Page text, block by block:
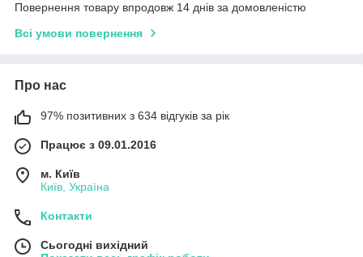
Повернення товару впродовж 14 днів за домовленістю
Всі умови повернення
Про нас
97% позитивних з 634 відгуків за рік
Працює з 09.01.2016
м. Київ
Київ, Україна
Контакти
Сьогодні вихідний